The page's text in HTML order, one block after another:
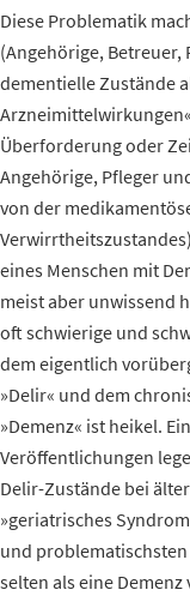
Diese Problematik
(Angehörige, Betreuer,
dementielle Zustände
Überforderung oder
Angehörige, Pfleger
von der
eines Menschen mit
meist aber unwissend
oft schwierige und
dem eigentlich
»Delir« und dem
»Demenz« ist heikel.
Veröffentlichungen
Delir-Zustände bei
»geriatrisches
und
selten als eine